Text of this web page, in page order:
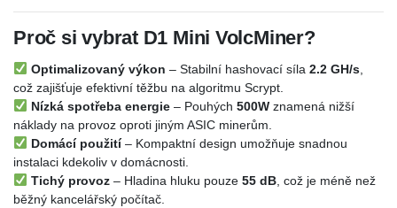
Proč si vybrat D1 Mini VolcMiner?
Optimalizovaný výkon – Stabilní hashovací síla 2.2 GH/s,
což zajišťuje efektivní těžbu na algoritmu Scrypt.
Nízká spotřeba energie– Pouhých 500Wznamená nižší
náklady na provoz oproti jiným ASIC minerům.
Domácí použití– Kompaktní design umožňuje snadnou
instalaci kdekoliv v domácnosti.
Tichý provoz– Hladina hluku pouze 55 dB, což je méně než
běžný kancelářský počítač.